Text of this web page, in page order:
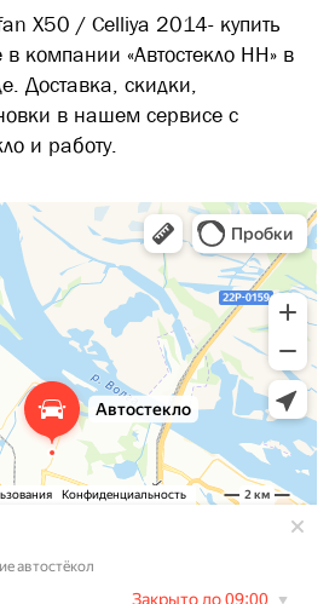
X50 / Celliya 2014- купить
в компании «Автостекло НН» в
Доставка, скидки,
в нашем сервисе с
и работу.